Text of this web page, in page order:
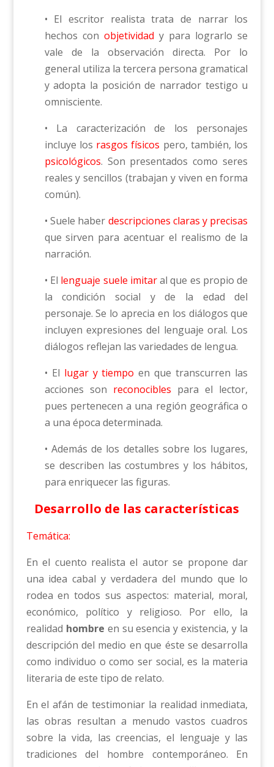
• El escritor realista trata de narrar los
hechos con objetividad y para lograrlo se
vale de la observación directa. Por lo
general utiliza la tercera persona gramatical
y adopta la posición de narrador testigo u
omnisciente.
• La caracterización de los personajes
incluye los rasgos físicos pero, también, los
psicológicos. Son presentados como seres
reales y sencillos (trabajan y viven en forma
común).
• Suele haber descripciones claras y precisas
que sirven para acentuar el realismo de la
narración.
• El lenguaje suele imitaral que es propio de
la condición social y de la edad del
personaje. Se lo aprecia en los diálogos que
incluyen expresiones del lenguaje oral. Los
diálogos reflejan las variedades de lengua.
• El lugar y tiempo en que transcurren las
acciones son reconocibles para el lector,
pues pertenecen a una región geográfica o
a una época determinada.
• Además de los detalles sobre los lugares,
se describen las costumbres y los hábitos,
para enriquecer las figuras.
Desarrollo de las características
Temática:
En el cuento realista el autor se propone dar
una idea cabal y verdadera del mundo que lo
rodea en todos sus aspectos: material, moral,
económico, político y religioso. Por ello, la
realidad hombre en su esencia y existencia, y la
descripción del medio en que éste se desarrolla
como individuo o como ser social, es la materia
literaria de este tipo de relato.
En el afán de testimoniar la realidad inmediata,
las obras resultan a menudo vastos cuadros
sobre la vida, las creencias, el lenguaje y las
tradiciones del hombre contemporáneo. En